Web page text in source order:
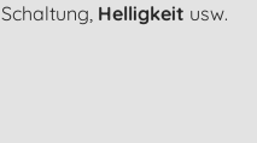
Schaltung, Helligkeit usw.